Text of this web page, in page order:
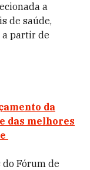
a
de saúde,
a partir de
da
das melhores
Fórum de